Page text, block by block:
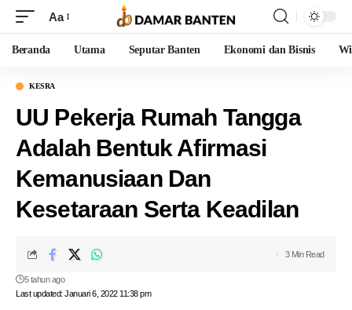
Aa
Beranda Utama Seputar Banten Ekonomi dan Bisnis
KESRA
UU Pekerja Rumah Tangga
Adalah Bentuk Afirmasi
Kemanusiaan Dan
Kesetaraan Serta Keadilan
Last updated: Januari 6, 2022 11:38 pm
5 tahun ago
3 Min Read